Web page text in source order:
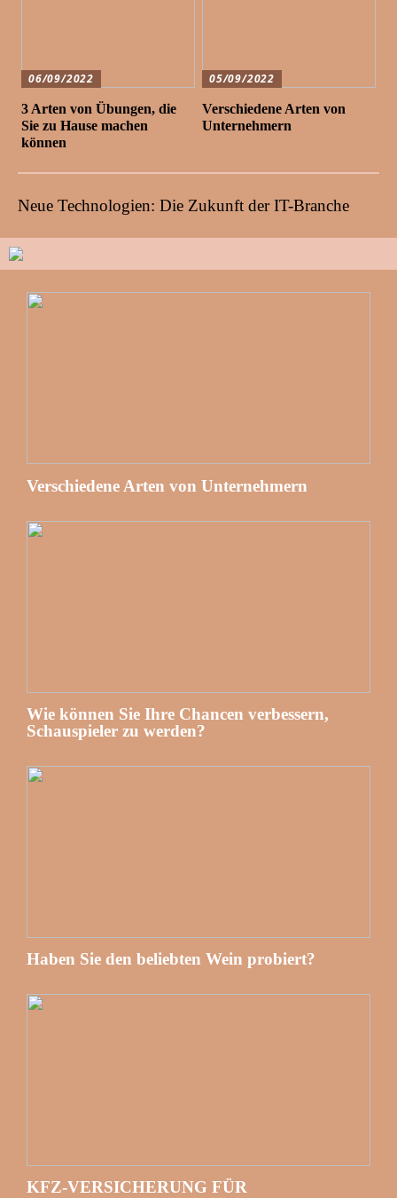
06/09/2022
3 Arten von Übungen, die
Sie zu Hause machen
können
05/09/2022
Verschiedene Arten von
Unternehmern
Neue Technologien: Die Zukunft der IT-Branche
Verschiedene Arten von Unternehmern
Wie können Sie Ihre Chancen verbessern,
Schauspieler zu werden?
Haben Sie den beliebten Wein probiert?
KFZ-VERSICHERUNG FÜR